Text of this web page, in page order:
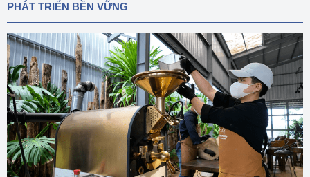
PHÁT TRIỂN BỀN VỮNG